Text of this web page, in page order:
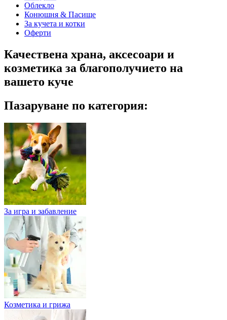
Облекло
Конюшня & Пасище
За кучета и котки
Оферти
Качествена храна, аксесоари и
козметика за благополучието на
вашето куче
Пазаруване по категория:
За игра и забавление
Козметика и грижа